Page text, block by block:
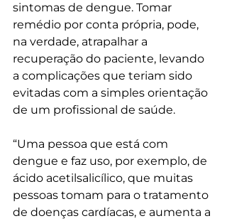
sintomas de dengue. Tomar
remédio por conta própria, pode,
na verdade, atrapalhar a
recuperação do paciente, levando
a complicações que teriam sido
evitadas com a simples orientação
de um profissional de saúde.
“Uma pessoa que está com
dengue e faz uso, por exemplo, de
ácido acetilsalicílico, que muitas
pessoas tomam para o tratamento
de doenças cardíacas, e aumenta a